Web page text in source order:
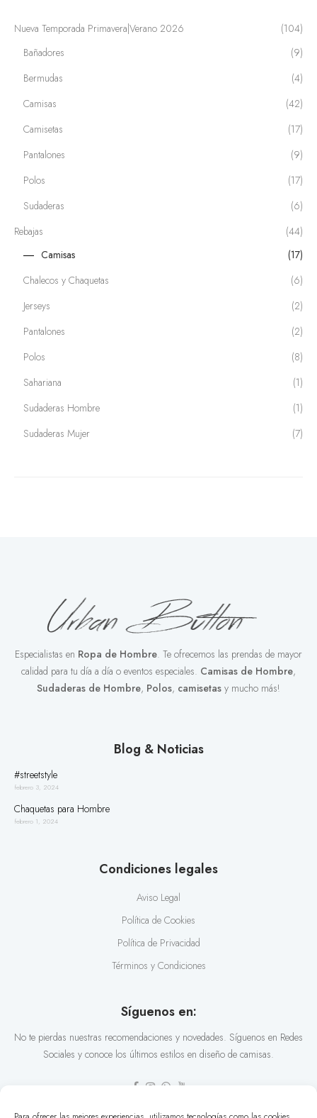
Nueva Temporada Primavera|Verano 2026
(104)
Bañadores
(9)
Bermudas
(4)
Camisas
(42)
Camisetas
(17)
Pantalones
(9)
Polos
(17)
Sudaderas
(6)
Rebajas
(44)
Camisas
(17)
Chalecos y Chaquetas
(6)
Jerseys
(2)
Pantalones
(2)
Polos
(8)
Sahariana
(1)
Sudaderas Hombre
(1)
Sudaderas Mujer
(7)
Especialistas en Ropa de Hombre. Te ofrecemos las prendas de mayor
calidad para tu día a día o eventos especiales. Camisas de Hombre,
Sudaderas de Hombre, Polos, camisetas y mucho más!
Blog & Noticias
#streetstyle
febrero 3, 2024
Chaquetas para Hombre
febrero 1, 2024
Condiciones legales
Aviso Legal
Política de Cookies
Política de Privacidad
Términos y Condiciones
Síguenos en:
No te pierdas nuestras recomendaciones y novedades. Síguenos en Redes
Sociales y conoce los últimos estilos en diseño de camisas.